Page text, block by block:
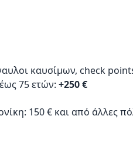
καυσίμων, check
75 ετών: +250 €
150 € και από άλλες